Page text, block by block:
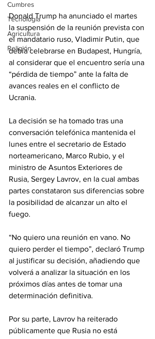
Cumbres
Tecnología
Agricultura
Religión
Donald Trump ha anunciado el martes
la suspensión de la reunión prevista con
el mandatario ruso, Vladimir Putin, que
debía celebrarse en Budapest, Hungría,
al considerar que el encuentro sería una
“pérdida de tiempo” ante la falta de
avances reales en el conflicto de
Ucrania.
La decisión se ha tomado tras una
conversación telefónica mantenida el
lunes entre el secretario de Estado
norteamericano, Marco Rubio, y el
ministro de Asuntos Exteriores de
Rusia, Sergey Lavrov, en la cual ambas
partes constataron sus diferencias sobre
la posibilidad de alcanzar un alto el
fuego.
“No quiero una reunión en vano. No
quiero perder el tiempo”, declaró Trump
al justificar su decisión, añadiendo que
volverá a analizar la situación en los
próximos días antes de tomar una
determinación definitiva.
Por su parte, Lavrov ha reiterado
públicamente que Rusia no está